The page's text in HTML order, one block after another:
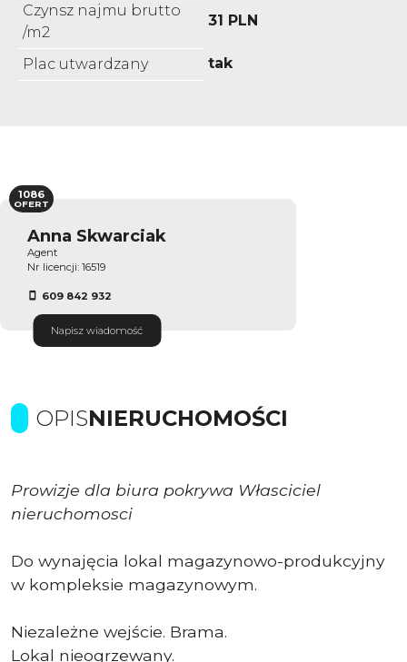
Czynsz najmu brutto
/m2
31 PLN
Plac utwardzany tak
Anna Skwarciak
Agent
Nr licencji: 16519
609 842 932
Napisz wiadomość
1086
OFERT
OPISNIERUCHOMOŚCI
Prowizje dla biura pokrywa Własciciel
nieruchomosci
Do wynajęcia lokal magazynowo-produkcyjny
w kompleksie magazynowym.
Niezależne wejście. Brama.
Lokal nieogrzewany.